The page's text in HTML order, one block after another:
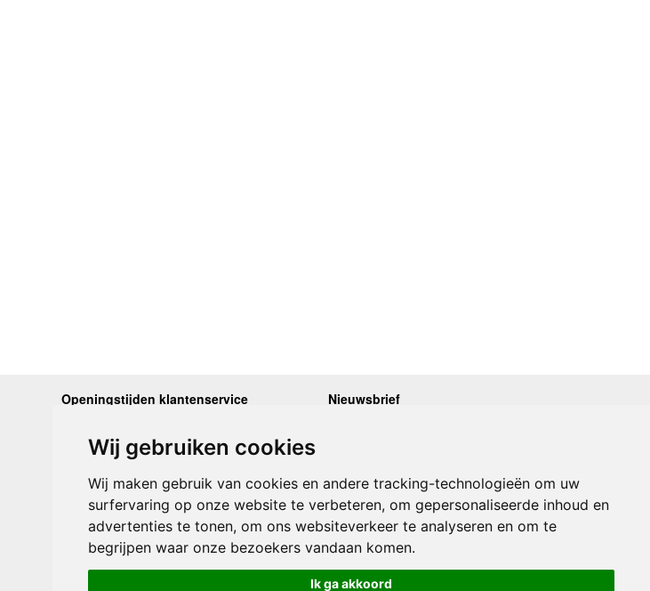
Wij gebruiken cookies
Wij maken gebruik van cookies en andere tracking-technologieën om uw
surfervaring op onze website te verbeteren, om gepersonaliseerde inhoud en
advertenties te tonen, om ons websiteverkeer te analyseren en om te
begrijpen waar onze bezoekers vandaan komen.
Ik ga akkoord
Openingstijden klantenservice
Woensdag
10.00 - 12.30 en 13.30 - 17.00
Donderdag
Vrijdag
10.00 - 12.30 en 13.30 - 17.00
Zaterdag
gesloten
Zondag
gesloten
Nieuwsbrief
Onze laatste Nieuwsbrief
Inschrijven